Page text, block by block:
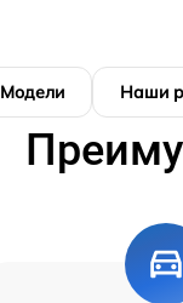
Модели Наши